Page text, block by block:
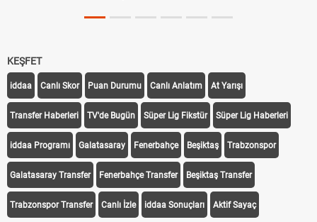
KEŞFET
iddaa Canlı Skor Puan Durumu Canlı Anlatım At Yarışı
Transfer Haberleri TV'de Bugün Süper Lig Fikstür Süper Lig Haberleri
iddaa Programı Galatasaray Fenerbahçe Beşiktaş Trabzonspor
Galatasaray Transfer Fenerbahçe Transfer Beşiktaş Transfer
Trabzonspor Transfer Canlı İzle iddaa Sonuçları Aktif Sayaç